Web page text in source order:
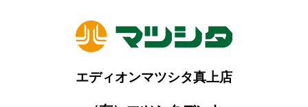
エディオンマツシタ真上店